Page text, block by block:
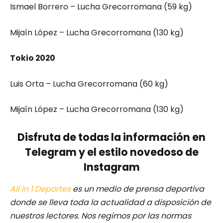
Ismael Borrero – Lucha Grecorromana (59 kg)
Mijaín López – Lucha Grecorromana (130 kg)
Tokio 2020
Luis Orta – Lucha Grecorromana (60 kg)
Mijaín López – Lucha Grecorromana (130 kg)
Disfruta de todas la información en
Telegram y el estilo novedoso de
Instagram
All in 1 Deporteses un medio de prensa deportiva
donde se lleva toda la actualidad a disposición de
nuestros lectores. Nos regimos por las normas